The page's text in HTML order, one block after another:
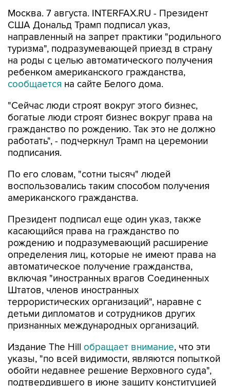
Москва. 7 августа. INTERFAX.RU - Президент
США Дональд Трамп подписал указ,
направленный на запрет практики "родильного
туризма", подразумевающей приезд в страну
на роды с целью автоматического получения
ребенком американского гражданства,
сообщается на сайте Белого дома.
"Сейчас люди строят вокруг этого бизнес,
богатые люди строят бизнес вокруг права на
гражданство по рождению. Так это не должно
работать", - подчеркнул Трамп на церемонии
подписания.
По его словам, "сотни тысяч" людей
воспользовались таким способом получения
американского гражданства.
Президент подписал еще один указ, также
касающийся права на гражданство по
рождению и подразумевающий расширение
определения лиц, которые не имеют права на
автоматическое получение гражданства,
включая "иностранных врагов Соединенных
Штатов, членов иностранных
террористических организаций", наравне с
детьми дипломатов и сотрудников других
признанных международных организаций.
Издание The Hill обращает внимание, что эти
указы, "по всей видимости, являются попыткой
обойти недавнее решение Верховного суда",
подтвердившего в июне защиту конституцией